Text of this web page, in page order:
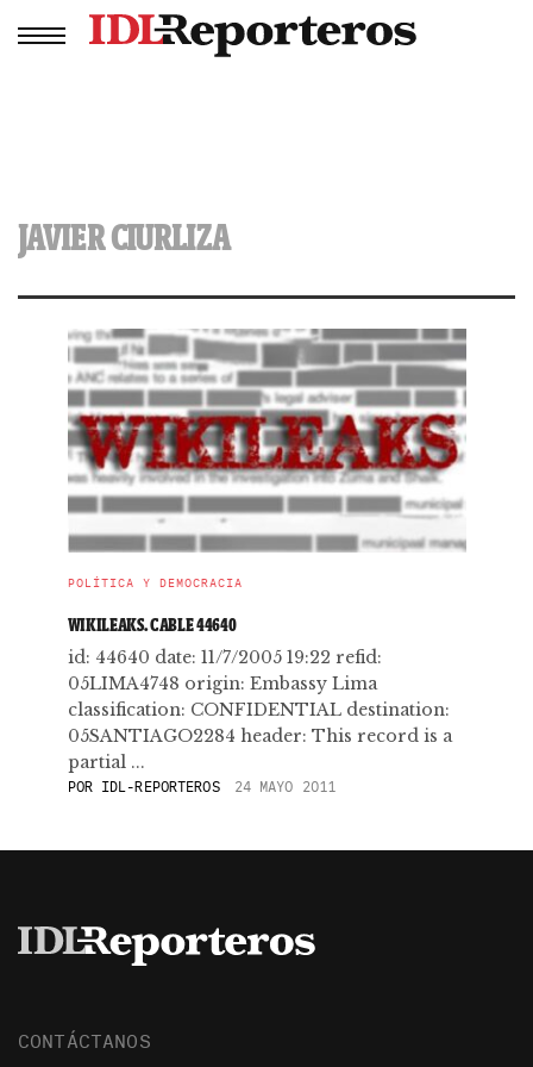
JAVIER CIURLIZA
POLÍTICA Y DEMOCRACIA
WIKILEAKS. CABLE 44640
id: 44640 date: 11/7/2005 19:22 refid:
05LIMA4748 origin: Embassy Lima
classification: CONFIDENTIAL destination:
05SANTIAGO2284 header: This record is a
partial ...
POR IDL-REPORTEROS 24 MAYO 2011
CONTÁCTANOS